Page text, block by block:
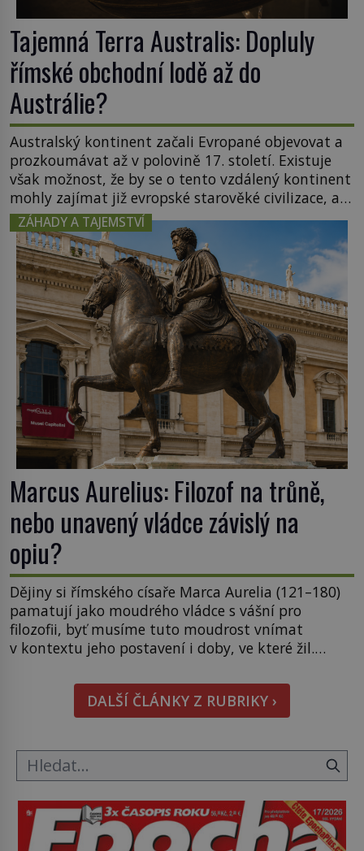
Tajemná Terra Australis: Dopluly
římské obchodní lodě až do
Austrálie?
Australský kontinent začali Evropané objevovat a
prozkoumávat až v polovině 17. století. Existuje
však možnost, že by se o tento vzdálený kontinent
mohly zajímat již evropské starověké civilizace, a
to o 15 století dříve? Již od starověku kartografové
zakreslovali do map záhadný kontinent Terra
Australis – Jižní zemi. Proč? Do jisté míry to byl
smysl pro […]
ZÁHADY A TAJEMSTVÍ
Marcus Aurelius: Filozof na trůně,
nebo unavený vládce závislý na
opiu?
Dějiny si římského císaře Marca Aurelia (121–180)
pamatují jako moudrého vládce s vášní pro
filozofii, byť musíme tuto moudrost vnímat
v kontextu jeho postavení i doby, ve které žil.
pravdu na padrť a prohlásit, že to byl jen životem
unavený a drogou ovládaný muž? Marcus Aurelius
byl zastáncem stoicismu, učení, […]
DALŠÍ ČLÁNKY Z RUBRIKY ›